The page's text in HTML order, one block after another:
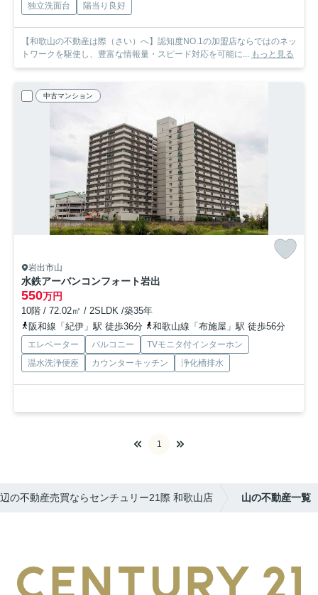
独立洗面台
陽当り良好
【和歌山の不動産は際（さい）へ】認知度NO.1の加盟店ならではのネッ
トワークを駆使し、豊富な情報量・スピード対応を可能に... もっと見る
中古マンション
岩出市山
水鉄アーバンコンフォート岩出
550万円
10階 / 72.02㎡ / 2SLDK /築35年
阪和線「紀伊」駅 徒歩36分
和歌山線「布施屋」駅 徒歩56分
エレベーター バルコニー
TVモニタ付インターホン
温水洗浄便座
カウンターキッチン 浄化槽排水
1
の不動産売買ならセンチュリー21際 和歌山店 山の不動産一覧